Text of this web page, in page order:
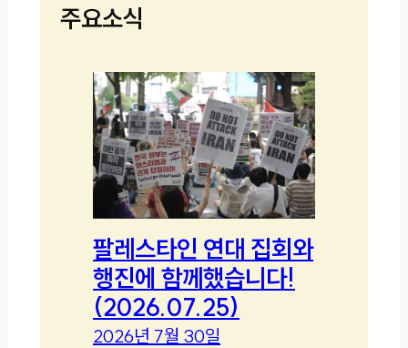
주요소식
팔레스타인 연대 집회와
행진에 함께했습니다!
(2026.07.25)
2026년 7월 30일